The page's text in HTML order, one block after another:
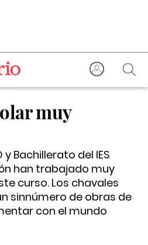
muy
y Bachillerato del IES
han trabajado muy
curso. Los chavales
sinnúmero de obras de
con el mundo